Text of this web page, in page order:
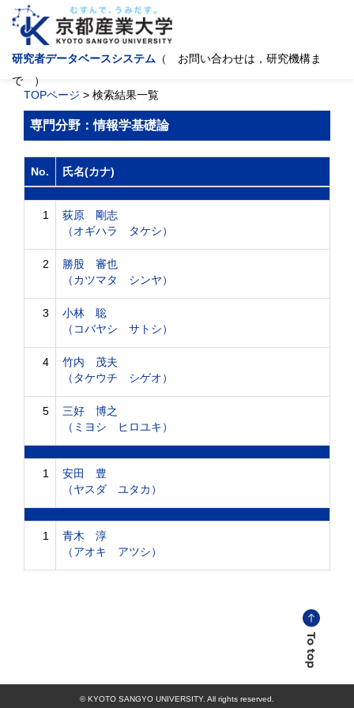
研究者データベースシステム （ お問い合わせは，研究機構ま
で ）
TOPページ > 検索結果一覧
専門分野：情報学基礎論
No. 氏名(カナ)
1
荻原 剛志
（オギハラ タケシ）
2
勝股 審也
（カツマタ シンヤ）
3
小林 聡
（コバヤシ サトシ）
4
竹内 茂夫
（タケウチ シゲオ）
5
三好 博之
（ミヨシ ヒロユキ）
1
安田 豊
（ヤスダ ユタカ）
1
青木 淳
（アオキ アツシ）
© KYOTO SANGYO UNIVERSITY. All rights reserved.